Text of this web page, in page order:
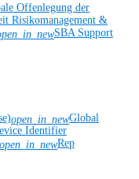
Offenlegung der
Risikomanagement &
SBA Support
open_in_newGlobal
Identifier
open_in_newRep